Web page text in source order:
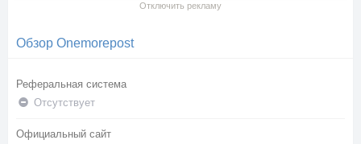
Отключить рекламу
Обзор Onemorepost
Реферальная система
Отсутствует
Официальный сайт